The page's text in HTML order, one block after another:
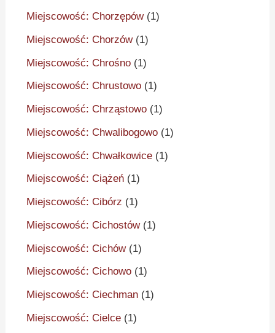
Miejscowość: Chorzępów(1)
Miejscowość: Chorzów(1)
Miejscowość: Chrośno (1)
Miejscowość: Chrustowo (1)
Miejscowość: Chrząstowo (1)
Miejscowość: Chwalibogowo (1)
Miejscowość: Chwałkowice (1)
Miejscowość: Ciążeń (1)
Miejscowość: Cibórz (1)
Miejscowość: Cichostów(1)
Miejscowość: Cichów(1)
Miejscowość: Cichowo (1)
Miejscowość: Ciechman (1)
Miejscowość: Cielce (1)